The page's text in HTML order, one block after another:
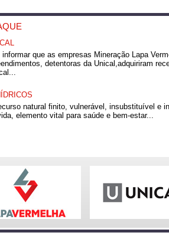
que as empresas Mineração Lapa
detentoras da Unical,adquiriram
natural finito, vulnerável, insubstituível e
elemento vital para saúde e bem-estar...